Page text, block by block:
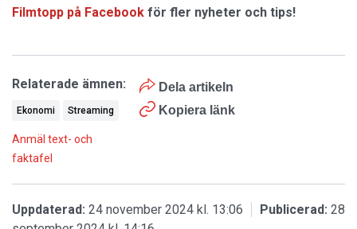
Filmtopp på Facebook för fler nyheter och tips!
Dela artikeln
Kopiera länk
Relaterade ämnen:
Ekonomi Streaming
Anmäl text- och
faktafel
Uppdaterad: 24 november 2024 kl. 13:06 Publicerad: 28